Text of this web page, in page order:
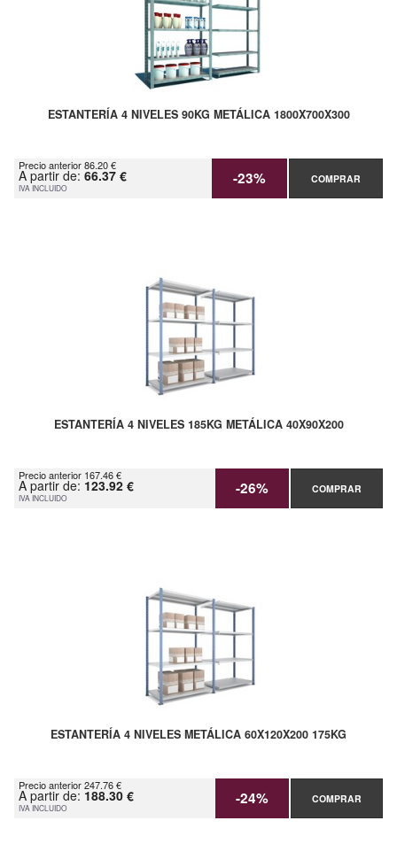
ESTANTERÍA 4 NIVELES 90KG METÁLICA 1800X700X300
Precio anterior 86.20 €
A partir de: 66.37 €
IVA INCLUIDO -23% COMPRAR
ESTANTERÍA 4 NIVELES 185KG METÁLICA 40X90X200
Precio anterior 167.46 €
A partir de: 123.92 €
IVA INCLUIDO -26% COMPRAR
ESTANTERÍA 4 NIVELES METÁLICA 60X120X200 175KG
Precio anterior 247.76 €
A partir de: 188.30 €
IVA INCLUIDO -24% COMPRAR